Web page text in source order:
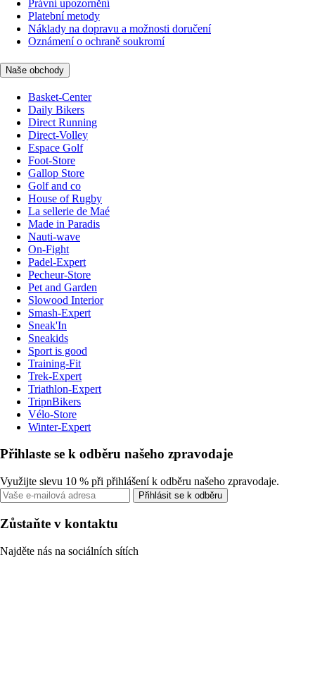
Právní upozornění
Platební metody
Náklady na dopravu a možnosti doručení
Oznámení o ochraně soukromí
Naše obchody
Basket-Center
Daily Bikers
Direct Running
Direct-Volley
Espace Golf
Foot-Store
Gallop Store
Golf and co
House of Rugby
La sellerie de Maé
Made in Paradis
Nauti-wave
On-Fight
Padel-Expert
Pecheur-Store
Pet and Garden
Slowood Interior
Smash-Expert
Sneak'In
Sneakids
Sport is good
Training-Fit
Trek-Expert
Triathlon-Expert
TripnBikers
Vélo-Store
Winter-Expert
Přihlaste se k odběru našeho zpravodaje
Využijte slevu 10 % při přihlášení k odběru našeho zpravodaje.
Přihlásit se k odběru
Zůstaňte v kontaktu
Najděte nás na sociálních sítích